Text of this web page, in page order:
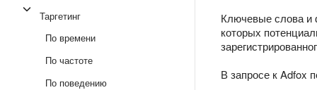
Таргетинг
По времени
По частоте
По поведению
Ключевые слова и
которых
В запросе к Adfox